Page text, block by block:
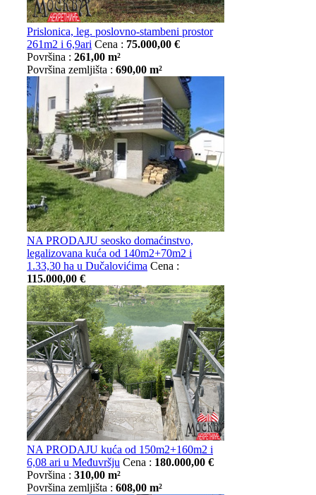
Prislonica, leg. poslovno-stambeni prostor
261m2 i 6,9ari Cena : 75.000,00 €
Površina : 261,00 m²
Površina zemljišta : 690,00 m²
NA PRODAJU seosko domaćinstvo,
legalizovana kuća od 140m2+70m2 i
1.33,30 ha u Dučalovićima Cena :
115.000,00 €
NA PRODAJU kuća od 150m2+160m2 i
6,08 ari u Međuvršju Cena : 180.000,00 €
Površina : 310,00 m²
Površina zemljišta : 608,00 m²